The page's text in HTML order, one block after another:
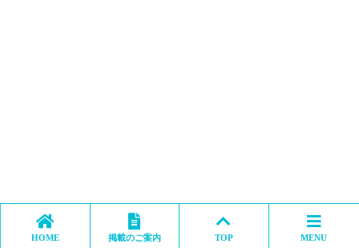
HOME 掲載のご案内 TOP MENU